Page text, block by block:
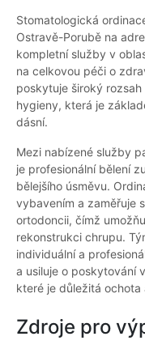
Stomatologická
Ostravě-Porubě na
kompletní služby v
na celkovou péči o
poskytuje široký
hygieny, která je
dásní.
Mezi nabízené služby
je profesionální bělení
bělejšího úsměvu.
vybavením a zaměřuje
ortodoncii, čímž
rekonstrukci chrupu.
individuální a
a usiluje o poskytování
které je důležitá ochota
Zdroje pro